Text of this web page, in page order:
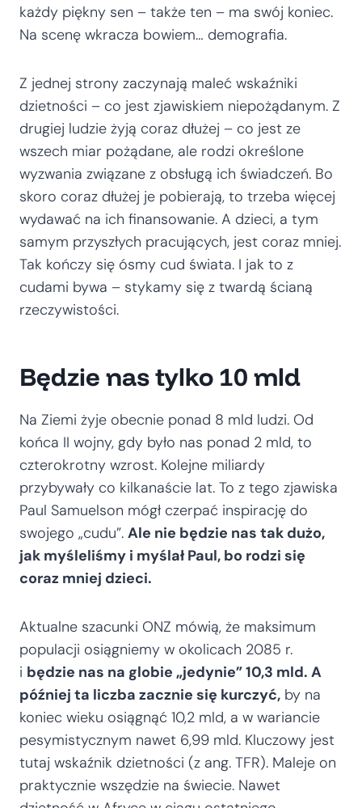
każdy piękny sen – także ten – ma swój koniec.
Na scenę wkracza bowiem… demografia.
Z jednej strony zaczynają maleć wskaźniki
dzietności – co jest zjawiskiem niepożądanym. Z
drugiej ludzie żyją coraz dłużej – co jest ze
wszech miar pożądane, ale rodzi określone
wyzwania związane z obsługą ich świadczeń. Bo
skoro coraz dłużej je pobierają, to trzeba więcej
wydawać na ich finansowanie. A dzieci, a tym
samym przyszłych pracujących, jest coraz mniej.
Tak kończy się ósmy cud świata. I jak to z
cudami bywa – stykamy się z twardą ścianą
rzeczywistości.
Będzie nas tylko 10 mld
Na Ziemi żyje obecnie ponad 8 mld ludzi. Od
końca II wojny, gdy było nas ponad 2 mld, to
czterokrotny wzrost. Kolejne miliardy
przybywały co kilkanaście lat. To z tego zjawiska
Paul Samuelson mógł czerpać inspirację do
swojego „cudu”. Ale nie będzie nas tak dużo,
jak myśleliśmy i myślał Paul, bo rodzi się
coraz mniej dzieci.
Aktualne szacunki ONZ mówią, że maksimum
populacji osiągniemy w okolicach 2085 r.
i będzie nas na globie „jedynie” 10,3 mld. A
później ta liczba zacznie się kurczyć, by na
koniec wieku osiągnąć 10,2 mld, a w wariancie
pesymistycznym nawet 6,99 mld. Kluczowy jest
tutaj wskaźnik dzietności (z ang. TFR). Maleje on
praktycznie wszędzie na świecie. Nawet